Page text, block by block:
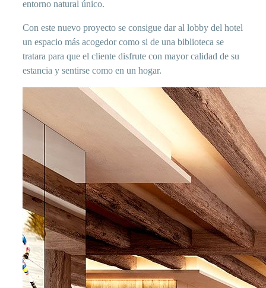
entorno natural único.
Con este nuevo proyecto se consigue dar al lobby del hotel
un espacio más acogedor como si de una biblioteca se
tratara para que el cliente disfrute con mayor calidad de su
estancia y sentirse como en un hogar.